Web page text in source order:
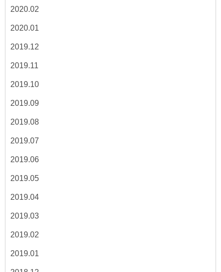
2020.02
2020.01
2019.12
2019.11
2019.10
2019.09
2019.08
2019.07
2019.06
2019.05
2019.04
2019.03
2019.02
2019.01